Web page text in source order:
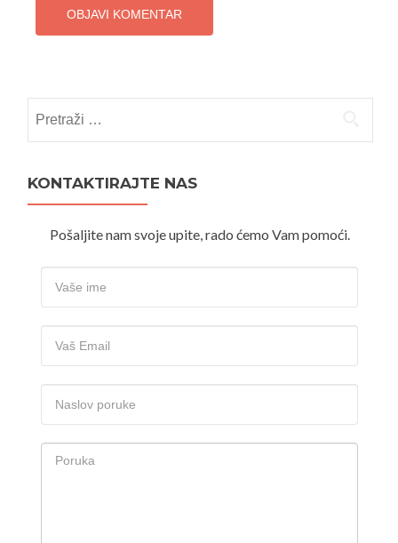
KONTAKTIRAJTE NAS
Pošaljite nam svoje upite, rado ćemo Vam pomoći.